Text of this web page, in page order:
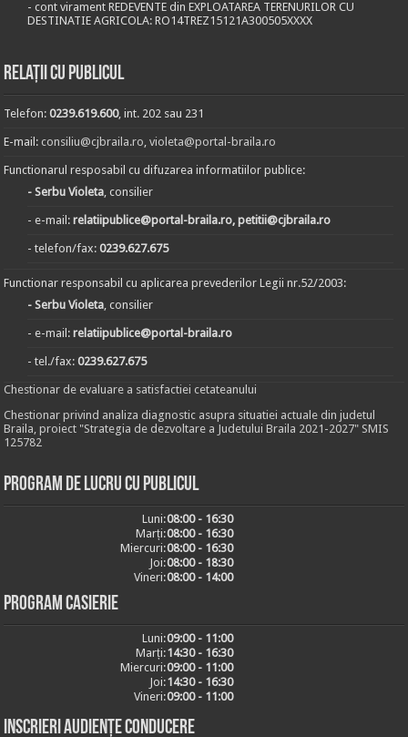
- cont virament REDEVENTE din EXPLOATAREA TERENURILOR CU
DESTINATIE AGRICOLA: RO14TREZ15121A300505XXXX
Relații cu publicul
Telefon:0239.619.600, int. 202 sau 231
E-mail:consiliu@cjbraila.ro,violeta@portal-braila.ro
Functionarul resposabil cu difuzarea informatiilor publice:
- Serbu Violeta, consilier
- e-mail:relatiipublice@portal-braila.ro, petitii@cjbraila.ro
- telefon/fax:0239.627.675
Functionar responsabil cu aplicarea prevederilor Legii nr.52/2003:
- Serbu Violeta, consilier
- e-mail:relatiipublice@portal-braila.ro
- tel./fax:0239.627.675
Chestionar de evaluare a satisfactiei cetateanului
Chestionar privind analiza diagnostic asupra situatiei actuale din judetul
Braila, proiect "Strategia de dezvoltare a Judetului Braila 2021-2027" SMIS
125782
Program de lucru cu publicul
Luni:08:00 - 16:30
Marți:08:00 - 16:30
Miercuri:08:00 - 16:30
Joi:08:00 - 18:30
Vineri:08:00 - 14:00
Program casierie
Luni:09:00 - 11:00
Marți:14:30 - 16:30
Miercuri:09:00 - 11:00
Joi:14:30 - 16:30
Vineri:09:00 - 11:00
Inscrieri audiențe conducere